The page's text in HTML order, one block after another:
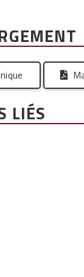
LIÉS